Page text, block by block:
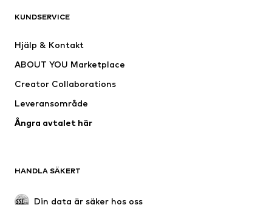
Jackor
Badkläder
Tillfällen
Upcycling
Nytt
Boots & stövlar
KUNDSERVICE
Hjälp & Kontakt
ABOUT YOU Marketplace
Creator Collaborations
Leveransområde
Ångra avtalet här
HANDLA SÄKERT
Din data är säker hos oss